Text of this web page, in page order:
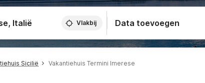
Vlakbij Data toevoegen
Sicilië Vakantiehuis Termini Imerese